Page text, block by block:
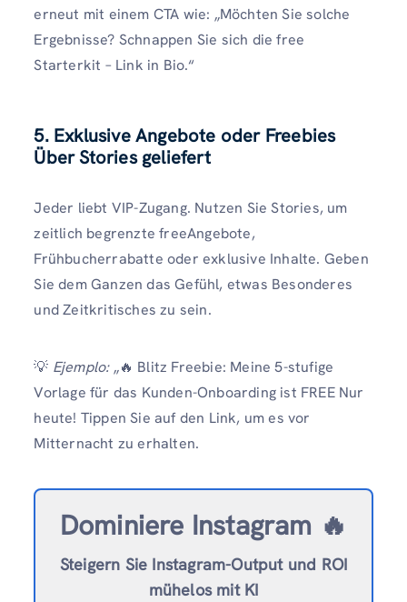
erneut mit einem CTA wie: „Möchten Sie solche
Ergebnisse? Schnappen Sie sich die free
Starterkit – Link in Bio.“
5. Exklusive Angebote oder Freebies
Über Stories geliefert
Jeder liebt VIP-Zugang. Nutzen Sie Stories, um
zeitlich begrenzte freeAngebote,
Frühbucherrabatte oder exklusive Inhalte. Geben
Sie dem Ganzen das Gefühl, etwas Besonderes
und Zeitkritisches zu sein.
💡 Ejemplo:„🔥 Blitz Freebie: Meine 5-stufige
Vorlage für das Kunden-Onboarding ist FREE Nur
heute! Tippen Sie auf den Link, um es vor
Mitternacht zu erhalten.
Dominiere Instagram 🔥
Steigern Sie Instagram-Output und ROI
mühelos mit KI